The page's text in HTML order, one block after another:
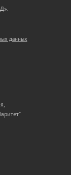
данных